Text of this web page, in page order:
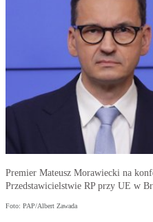
Premier Mateusz Morawiecki na
Przedstawicielstwie RP przy UE w
Foto: PAP/Albert Zawada